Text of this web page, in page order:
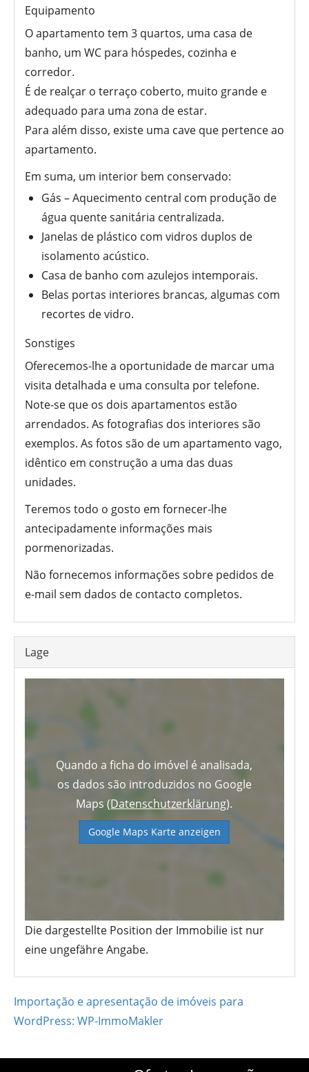
Equipamento
O apartamento tem 3 quartos, uma casa de
banho, um WC para hóspedes, cozinha e
corredor.
É de realçar o terraço coberto, muito grande e
adequado para uma zona de estar.
Para além disso, existe uma cave que pertence ao
apartamento.
Em suma, um interior bem conservado:
Gás – Aquecimento central com produção de
água quente sanitária centralizada.
Janelas de plástico com vidros duplos de
isolamento acústico.
Casa de banho com azulejos intemporais.
Belas portas interiores brancas, algumas com
recortes de vidro.
Sonstiges
Oferecemos-lhe a oportunidade de marcar uma
visita detalhada e uma consulta por telefone.
Note-se que os dois apartamentos estão
arrendados. As fotografias dos interiores são
exemplos. As fotos são de um apartamento vago,
idêntico em construção a uma das duas
unidades.
Teremos todo o gosto em fornecer-lhe
antecipadamente informações mais
pormenorizadas.
Não fornecemos informações sobre pedidos de
e-mail sem dados de contacto completos.
Lage
Quando a ficha do imóvel é analisada,
os dados são introduzidos no Google
Maps (Datenschutzerklärung).
Google Maps Karte anzeigen
Die dargestellte Position der Immobilie ist nur
eine ungefähre Angabe.
Importação e apresentação de imóveis para
WordPress: WP-ImmoMakler